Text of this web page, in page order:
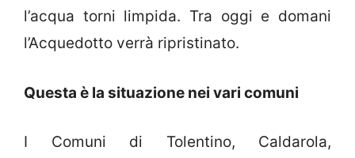
l’acqua torni limpida. Tra oggi e domani
l’Acquedotto verrà ripristinato.
Questa è la situazione nei vari comuni
I Comuni di Tolentino, Caldarola,